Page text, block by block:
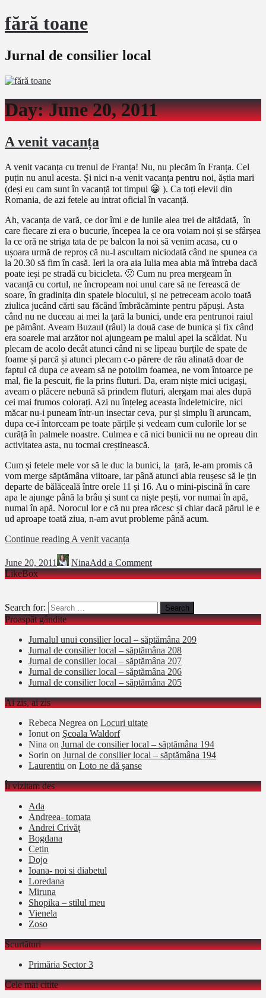
fără toane
Jurnal de consilier local
Day:June 20, 2011
A venit vacanța
A venit vacanța cu trenul de Franța! Nu, nu plecăm în Franța. Cel
puțin nu anul acesta. Și nici n-a venit vacanța pentru noi, ăștia mari
(deși eu cam sunt în vacanță tot timpul 😀 ). Ca toți elevii din
Romania, de azi fetele au intrat oficial în vacanță.
Ah, vacanța de vară, ce dor îmi e de lunile alea trei de altădată, în
care fiecare zi era o bucurie, începea la ce ora voiam noi și se sfârșea
la ce oră ne striga tata de pe balcon la noi să venim acasa, cu o
ușoara urmă de reproș că nu-l ascultam niciodată când ne spunea ca
la 20.30 să fim în casă. Ieri la ora aia Iulia mea abia mă întreba dacă
poate ieși pe stradă cu bicicleta. 🙁 Cum nu prea mergeam în
vacanță cu cortul, ne încropeam noi unul care să ne ferească de
soare, în gradinița din spatele blocului, și ne petreceam acolo toată
ziulica jucând cărti sau făcând îmbrăcăminte pentru păpuși. Asta
când nu ne duceau ai mei la țară la bunici, unde era pentrunoi raiul
pe pământ. Aveam Buzaul (râul) la două case de bunica și fix când
era soarele mai arzător noi ajungeam pe malul apei la scăldat. Nu
plecam de acolo decât atunci când ni se lipeau burțile de spate de
foame și parcă și atunci plecam c-o părere de rău alinată doar de
faptul că dupa ce aveam să ne potolim foamea, ne vom întoarce pe
mal, fie la pescuit, fie la prins fluturi. Da, eram niște mici ucigași,
aveam o plăcere nebună să prindem fluturi, alergam mai ales după
cei mai frumos colorați. Azi nu înțeleg aceasta îndeletnicire, nici
măcar nu-i puneam într-un insectar ceva, pur și simplu îi aruncam,
dupa ce-i întorceam pe toate părțile și vedeam cum culorile lor se
curăță în palmele noastre. Culmea e că nici bunicii nu ne opreau din
activitatea asta, nu tocmai creștinească.
Cum și fetele mele vor să le duc la bunici, la țară, le-am promis că
vom merge săptămâna viitoare, iar până atunci abia reușesc să le țin
departe de bălăceală între orele 11 și 16. Au o mini-piscină în care
apa le ajunge până la brâu și sunt ca niște pești, vor numai în apă,
numai în apă. Norocul lor e că nu prea răcesc și chiar dacă părul le e
ud aproape toată ziua, n-am avut probleme până acum.
Continue reading A venit vacanța
June 20, 2011 NinaAdd a Comment
LikeBox
Search for:
Proaspăt gândite
Jurnalul unui consilier local – săptămâna 209
Jurnal de consilier local – săptămâna 208
Jurnal de consilier local – săptămâna 207
Jurnal de consilier local – săptămâna 206
Jurnal de consilier local – săptămâna 205
Ai zis, ai zis
Rebeca Negrea on Locuri uitate
Ionut on Şcoala Waldorf
Nina on Jurnal de consilier local – săptămâna 194
Sorin on Jurnal de consilier local – săptămâna 194
Laurentiu on Loto ne dă şanse
Îi vizitam des
Ada
Andreea- tomata
Andrei Crivăț
Bogdana
Cetin
Dojo
Ioana- noi si diabetul
Loredana
Miruna
Shopika – stilul meu
Vienela
Zoso
Scurtături
Primăria Sector 3
Cele mai citite